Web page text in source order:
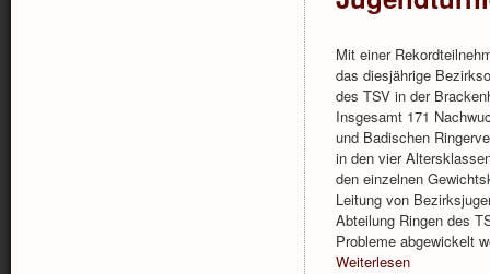
Mit einer
das diesjährige
des TSV in der
Insgesamt 171
und Badischen
in den vier
den einzelnen
Leitung von
Abteilung Ringen des
Probleme abgewickelt
Weiterlesen